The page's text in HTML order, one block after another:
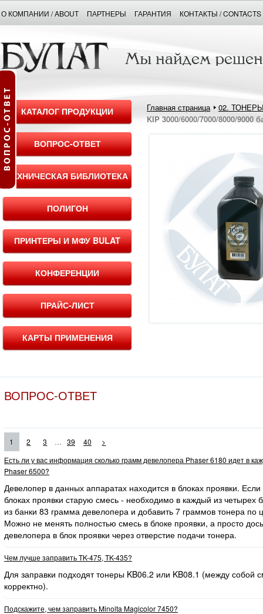
О КОМПАНИИ / ABOUT ПАРТНЕРЫ ГАРАНТИЯ КОНТАКТЫ / CONTACTS
КАТАЛОГ ПРОДУКЦИИ
ВОПРОС-ОТВЕТ
ТЕХНИЧЕСКАЯ БИБЛИОТЕКА
ПОЛИГОН
ПРИНТЕРЫ И МФУ BULAT
КОНФЕРЕНЦИИ
ПРАЙС-ЛИСТ
КАРТЫ ПРИМЕНЕНИЯ
Главная страница
02.
KIP 3000/6000/7000/8000/9000
ВОПРОС-ОТВЕТ
1 2 3 ... 39 40
>
Есть ли у вас информация сколько грамм девелопера Phaser 6180 идет в
Phaser 6500?
Девелопер в данных аппаратах находится в блоках проявки.
блоках проявки старую смесь - необходимо в каждый из четырех
из банки 83 грамма девелопера и добавить 7 граммов тонера по
Можно не менять полностью смесь в блоке проявки, а просто
девелопера в блок проявки через отверстие подачи тонера.
Чем лучше заправить TK-475, TK-435?
Для заправки подходят тонеры KB06.2 или KB08.1 (между собой
корректно).
Подскажите, чем заправить Minolta Magicolor 7450?